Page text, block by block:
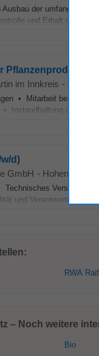
der
und Erhalt der
Pflanzenproduktion
im Innkreis -
• Mitarbeit bei
• Instandhaltung und
d)
GmbH -
Technisches Verständnis
und
RWA
– Noch weitere
Bio